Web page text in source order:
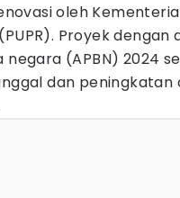
oleh
Proyek dengan
(APBN) 2024
dan peningkatan